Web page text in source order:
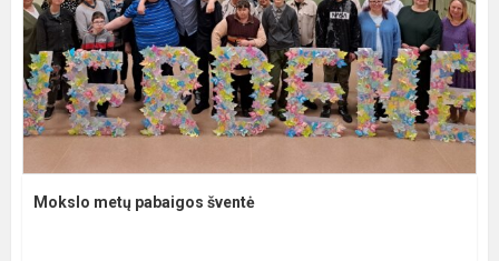
Mokslo metų pabaigos šventė